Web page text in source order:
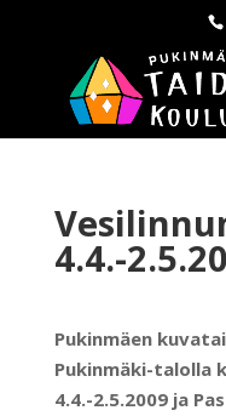
4.4.-
Pukinmäen
Pukinmäki-talolla
4.4.-2.5.2009 ja